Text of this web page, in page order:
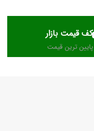
کف قیمت بازار
پایین ترین قیمت